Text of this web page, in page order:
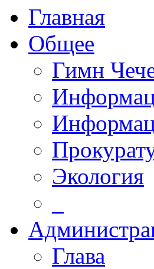
Главная
Общее
Гимн
Экология
Глава